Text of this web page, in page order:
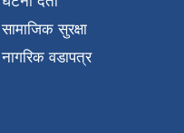
सामाजिक सुरक्षा
नागरिक वडापत्र